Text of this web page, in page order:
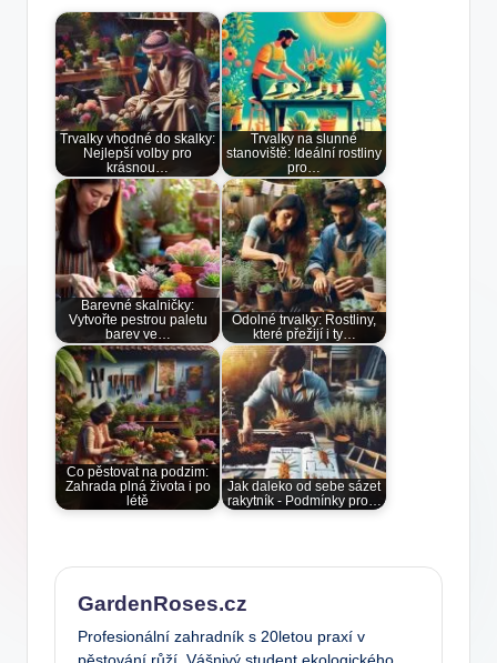
Trvalky vhodné do skalky:
Nejlepší volby pro
krásnou…
Trvalky na slunné
stanoviště: Ideální rostliny
pro…
Barevné skalničky:
Vytvořte pestrou paletu
barev ve…
Odolné trvalky: Rostliny,
které přežijí i ty…
Co pěstovat na podzim:
Zahrada plná života i po
létě
Jak daleko od sebe sázet
rakytník - Podmínky pro…
GardenRoses.cz
Profesionální zahradník s 20letou praxí v